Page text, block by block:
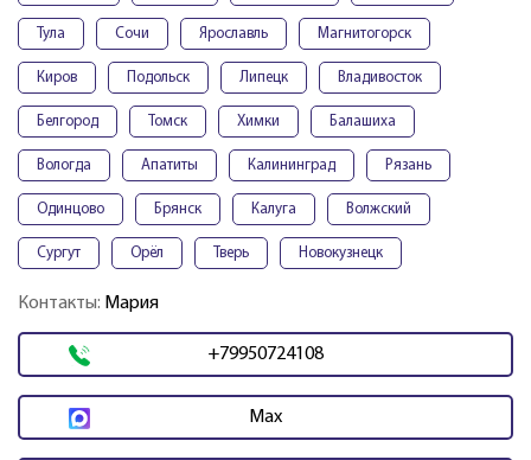
Тула Сочи Ярославль Магнитогорск
Киров Подольск Липецк Владивосток
Белгород Томск Химки Балашиха
Вологда Апатиты Калининград Рязань
Одинцово Брянск Калуга Волжский
Сургут Орёл Тверь Новокузнецк
Контакты: Мария
+79950724108
Max